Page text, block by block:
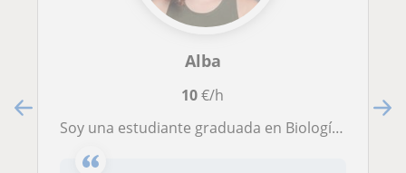
Alba
10€/h
Soy una estudiante graduada en Biología, interesada en dar clases de apoyo en asignaturas como mates o biología a nivel de ESO.